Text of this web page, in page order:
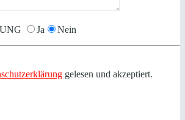
Ja Nein
gelesen und akzeptiert.